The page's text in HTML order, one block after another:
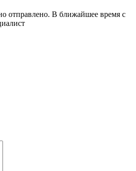
отправлено. В ближайшее время с